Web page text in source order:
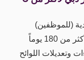
(للموظفين)
تلقائياً إذا بقي الشخص خارج الإمارات لأكثر من 180 يوماً
وتعديلات اللوائح